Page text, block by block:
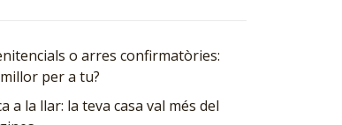
o arres confirmatòries:
per a tu?
a la llar: la teva casa val més del